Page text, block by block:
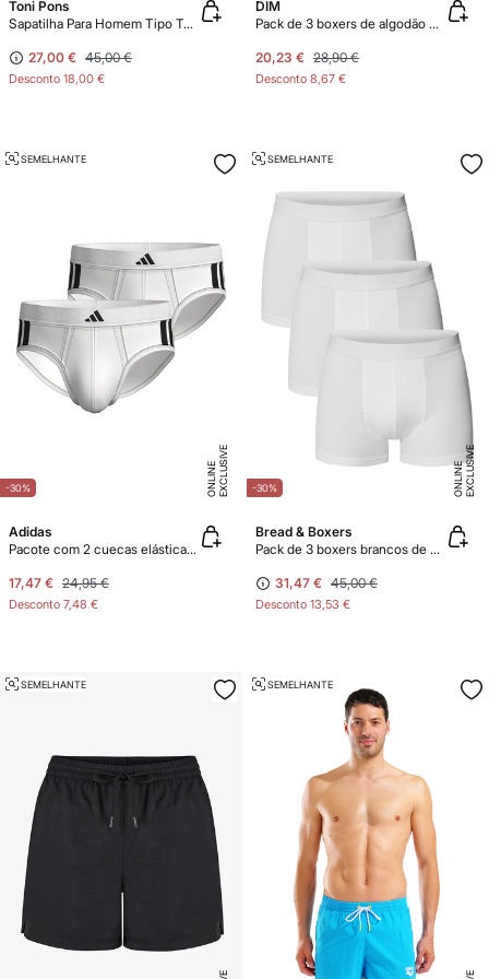
Toni Pons
Sapatilha Para Homem Tipo Tamanco em Feltro e Tecido Acolchoado
27,00 € 45,00 €
Desconto 18,00 €
DIM
Pack de 3 boxers de algodão elástico orgânico
20,23 € 28,90 €
Desconto 8,67 €
-30% E
X
C
L
U
SI
V
E
O
N
LI
N
E
SEMELHANTE
Adidas
Pacote com 2 cuecas elásticas Active Flex Cotton 3-Stripes
17,47 € 24,95 €
Desconto 7,48 €
-30% E
X
C
L
U
SI
V
E
O
N
LI
N
E
SEMELHANTE
Bread & Boxers
Pack de 3 boxers brancos de algodão orgânico
31,47 € 45,00 €
Desconto 13,53 €
SEMELHANTE SEMELHANTE